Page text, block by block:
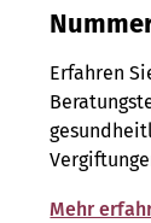
Erfahren
Mehr